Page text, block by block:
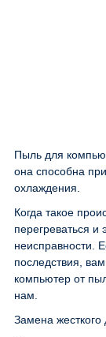
Пыль для
она способна
охлаждения.
Когда такое
перегреваться
неисправности.
последствия,
компьютер от
нам.
Замена жесткого